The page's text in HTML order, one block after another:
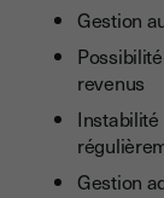
Gestion
revenus
Gestion